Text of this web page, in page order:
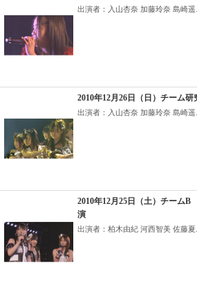
出演者：入山杏奈 加藤玲奈 島崎遥...
2010年12月26日（日）チーム
出演者：入山杏奈 加藤玲奈 島崎遥...
2010年12月25日（土）チームB
演
出演者：柏木由紀 河西智美 佐藤夏...